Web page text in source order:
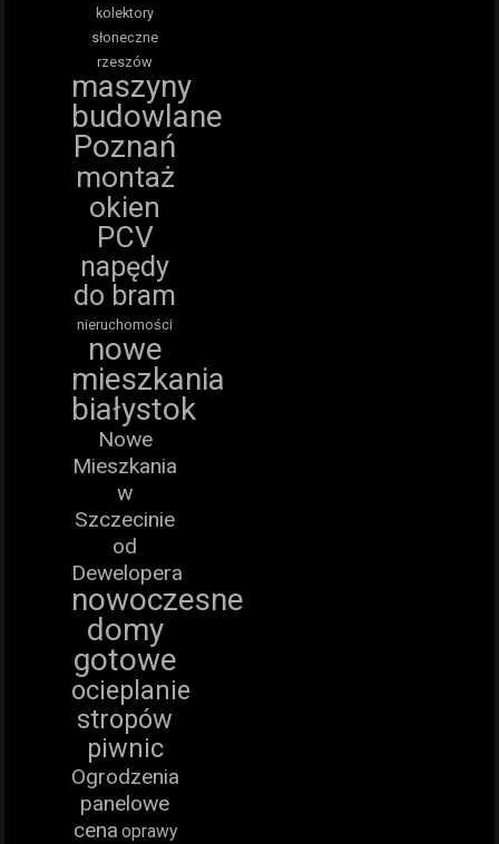
kolektory
słoneczne
rzeszów
maszyny
budowlane
Poznań
montaż
okien
PCV
napędy
do bram
nieruchomości
nowe
mieszkania
białystok
Nowe
Mieszkania
w
Szczecinie
od
Dewelopera
nowoczesne
domy
gotowe
ocieplanie
stropów
piwnic
Ogrodzenia
panelowe
cena oprawy